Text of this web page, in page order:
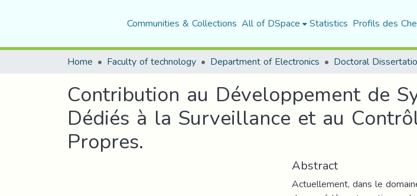
Communities & Collections All of DSpace Statistics Profils des
Home Faculty of technology Department of Electronics Doctoral
Contribution au Développement de
Dédiés à la Surveillance et au
Propres.
Abstract
Actuellement, dans le